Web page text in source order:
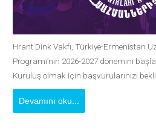
Hrant Dink Vakfı, Türkiye-Ermenistan
Programı’nın 2026-2027 dönemini
Kuruluş olmak için başvurularınızı
Devamını oku...